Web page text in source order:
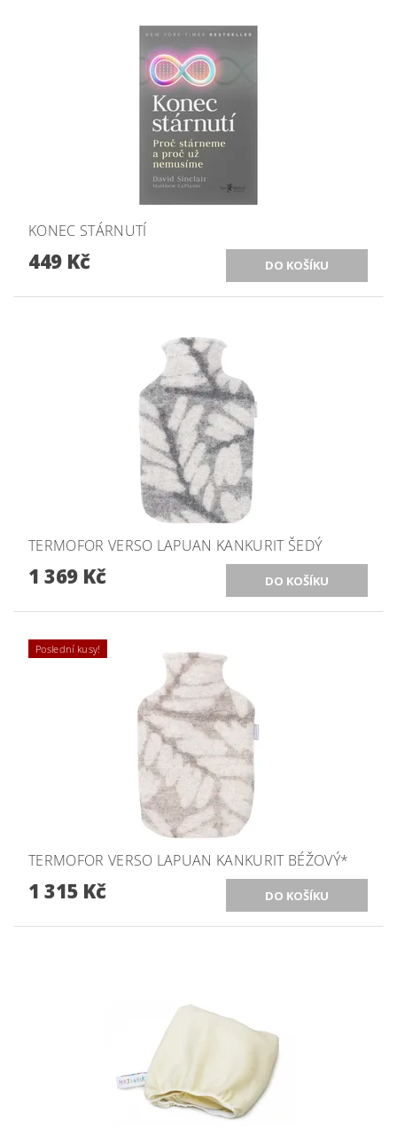
KONEC STÁRNUTÍ
449 Kč
TERMOFOR VERSO LAPUAN KANKURIT ŠEDÝ
1 369 Kč
Poslední kusy!
TERMOFOR VERSO LAPUAN KANKURIT BÉŽOVÝ*
1 315 Kč